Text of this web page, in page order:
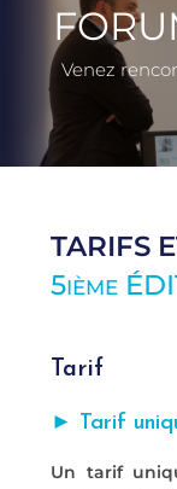
Venez
TARIFS
5IÈME
Tarif
► Tarif
Un tarif